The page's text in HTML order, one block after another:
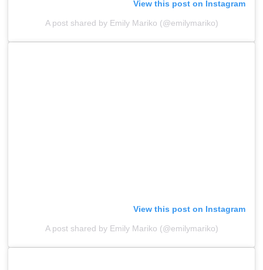
View this post on Instagram
A post shared by Emily Mariko (@emilymariko)
View this post on Instagram
A post shared by Emily Mariko (@emilymariko)